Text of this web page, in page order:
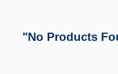
No Products
"